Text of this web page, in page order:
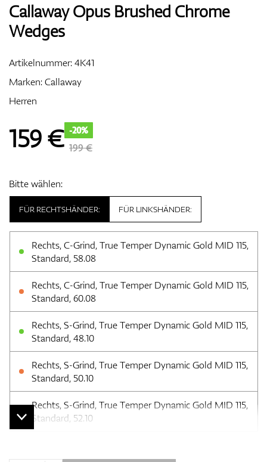
Entfernungsmesser & GPS
Callaway Opus Brushed Chrome
Wedges
Artikelnummer:4K41
Marken:Callaway
Herren
159€ -20%
199 €
Bitte wählen:
FÜR RECHTSHÄNDER:
Rechts, C-Grind, True Temper Dynamic Gold MID 115,
Standard, 58.08
Rechts, C-Grind, True Temper Dynamic Gold MID 115,
Standard, 60.08
Rechts, S-Grind, True Temper Dynamic Gold MID 115,
Standard, 48.10
Rechts, S-Grind, True Temper Dynamic Gold MID 115,
Standard, 50.10
Rechts, S-Grind, True Temper Dynamic Gold MID 115,
Standard, 52.10
FÜR LINKSHÄNDER: